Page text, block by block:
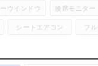
ウインドウ 後席モニター
シートエアコン フ